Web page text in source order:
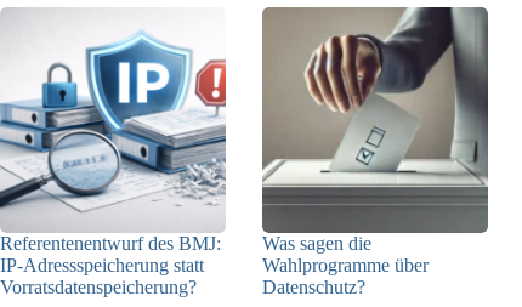
Referentenentwurf des BMJ:
IP-Adressspeicherung statt
Vorratsdatenspeicherung?
Was sagen die
Wahlprogramme über
Datenschutz?